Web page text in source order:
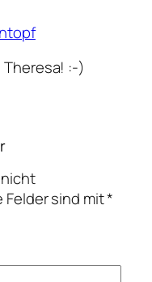
Theresa! :-)
Felder sind mit*